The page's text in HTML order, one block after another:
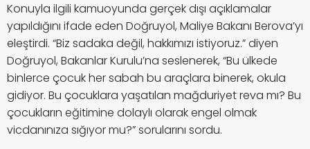
Konuyla ilgili kamuoyunda gerçek dışı açıklamalar
yapıldığını ifade eden Doğruyol, Maliye Bakanı Berova’yı
eleştirdi. “Biz sadaka değil, hakkımızı istiyoruz.” diyen
Doğruyol, Bakanlar Kurulu’na seslenerek, “Bu ülkede
binlerce çocuk her sabah bu araçlara binerek, okula
gidiyor. Bu çocuklara yaşatılan mağduriyet reva mı? Bu
çocukların eğitimine dolaylı olarak engel olmak
vicdanınıza sığıyor mu?” sorularını sordu.